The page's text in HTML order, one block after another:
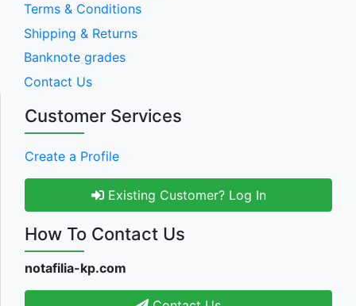
Terms & Conditions
Shipping & Returns
Banknote grades
Contact Us
Customer Services
Create a Profile
Existing Customer? Log In
How To Contact Us
notafilia-kp.com